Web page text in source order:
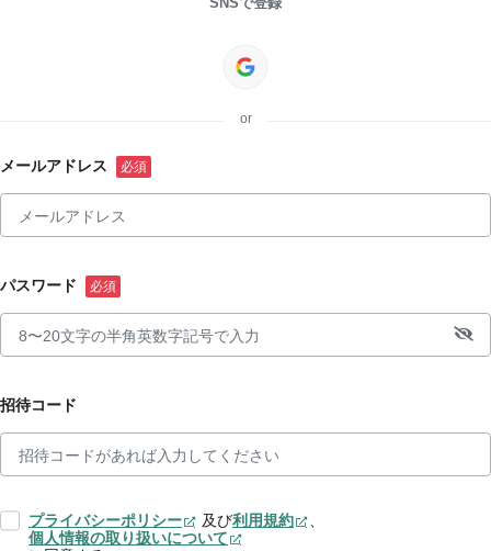
or
メールアドレス
パスワード
招待コード
プライバシーポリシー 及び利用規約
、
個人情報の取り扱いについて